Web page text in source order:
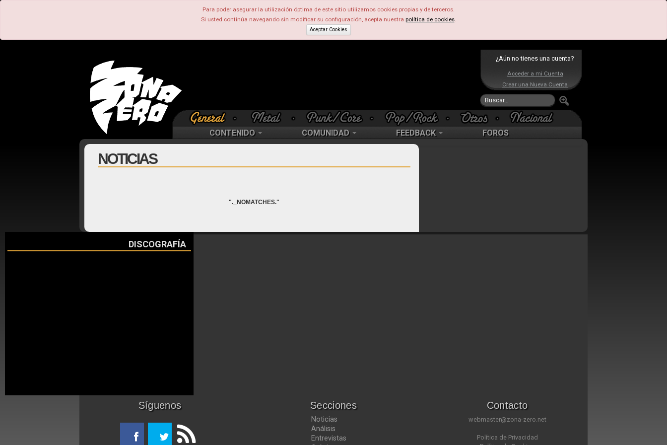
Para poder asegurar la utilización óptima de este sitio utilizamos cookies propias y de terceros.
Si usted continúa navegando sin modificar su configuración, acepta nuestra política de cookies.
Aceptar Cookies
¿Aún no tienes una cuenta?
Acceder a mi Cuenta
Crear una Nueva Cuenta
CONTENIDO COMUNIDAD FEEDBACK FOROS
NOTICIAS
"._NOMATCHES."
DISCOGRAFÍA
Síguenos Secciones
Noticias
Análisis
Entrevistas
Contacto
webmaster@zona-zero.net
Política de Privacidad